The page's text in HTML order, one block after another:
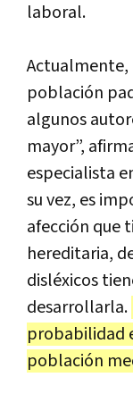
laboral.
Actualmente,
población
algunos
mayor”,
especialista
su vez, es
afección que
hereditaria,
disléxicos
desarrollarla.
probabilidad
población